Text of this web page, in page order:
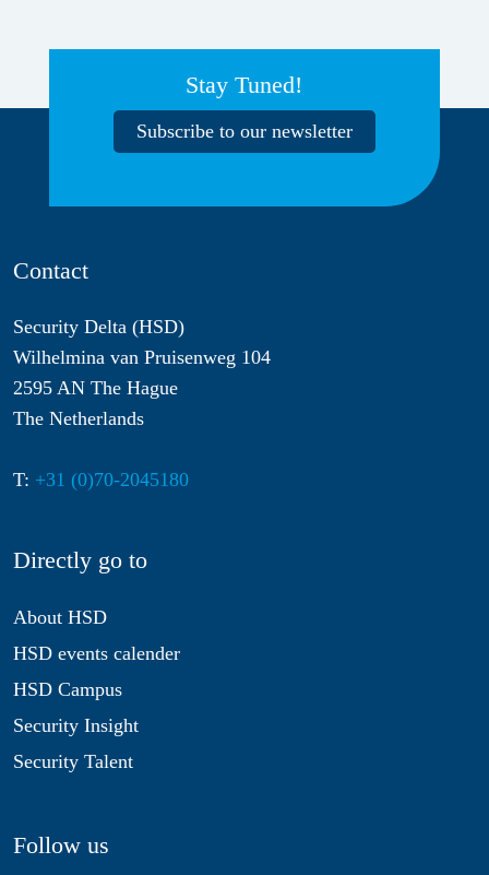
Stay Tuned!
Subscribe to our newsletter
Contact
Security Delta (HSD)
Wilhelmina van Pruisenweg 104
2595 AN The Hague
The Netherlands
T: +31 (0)70-2045180
Directly go to
About HSD
HSD events calender
HSD Campus
Security Insight
Security Talent
Follow us